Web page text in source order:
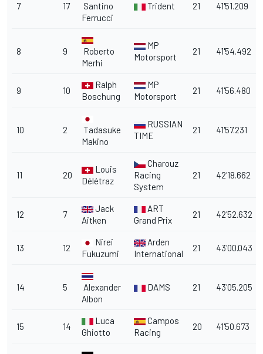
7 17
Santino
Ferrucci
Trident 21 41'51.209
8 9
Roberto
Merhi
MP
Motorsport
21 41'54.492
9 10
Ralph
Boschung
MP
Motorsport
21 41'56.480
10 2
Tadasuke
Makino
RUSSIAN
TIME
21 41'57.231
11 20
Louis
Délétraz
Charouz
Racing
System
21 42'18.662
12 7
Jack
Aitken
ART
Grand Prix
21 42'52.632
13 12
Nirei
Fukuzumi
Arden
International
21 43'00.043
14 5
Alexander
Albon
DAMS 21 43'05.205
15 14
Luca
Ghiotto
Campos
Racing
20 41'50.673